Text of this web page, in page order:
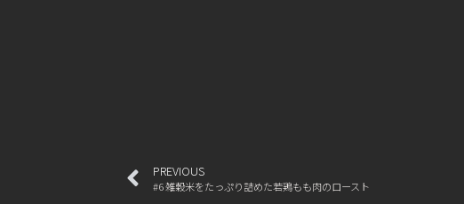
PREVIOUS
#6 雑穀米をたっぷり詰めた若鶏もも肉のロースト